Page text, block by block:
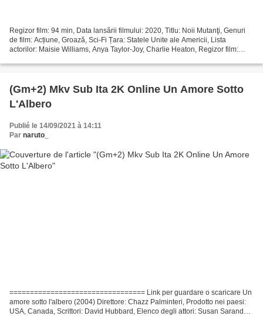
Regizor film: 94 min, Data lansării filmului: 2020, Titlu: Noii Mutanţi, Genuri
de film: Acțiune, Groază, Sci-Fi Țara: Statele Unite ale Americii, Lista
actorilor: Maisie Williams, Anya Taylor-Joy, Charlie Heaton, Regizor film:
(Gm+2) Mkv Sub Ita 2K Online Un Amore Sotto
L'Albero
Publié le 14/09/2021 à 14:11
Par naruto_
================================= Link per guardare o scaricare Un
amore sotto l'albero (2004) Direttore: Chazz Palminteri, Prodotto nei paesi:
USA, Canada, Scrittori: David Hubbard, Elenco degli attori: Susan Sarandon,